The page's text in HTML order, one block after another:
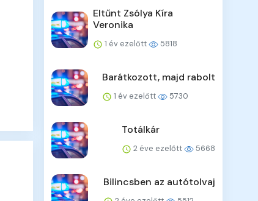
Eltűnt Zsólya Kíra
Veronika
1 év ezelőtt 5818
Barátkozott, majd rabolt
1 év ezelőtt 5730
Totálkár
2 éve ezelőtt 5668
Bilincsben az autótolvaj